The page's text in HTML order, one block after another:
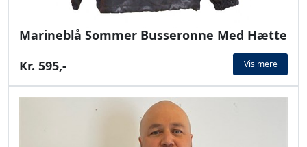
Marineblå Sommer Busseronne Med Hætte
Kr. 595,-
Vis mere